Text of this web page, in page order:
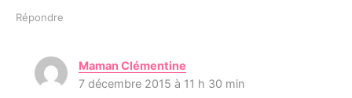
Répondre
Maman Clémentine
i
7 décembre 2015 à 11 h 30 min